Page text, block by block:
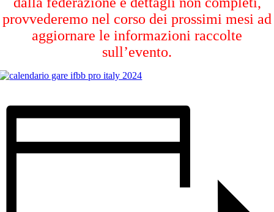
provvederemo nel corso dei prossimi mesi ad
aggiornare le informazioni raccolte
sull’evento.